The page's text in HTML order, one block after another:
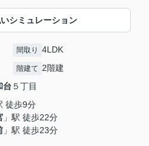
シミュレーション
間取り 4LDK
階建て 2階建
台 ５丁目
徒歩9分
」駅 徒歩22分
」駅 徒歩23分